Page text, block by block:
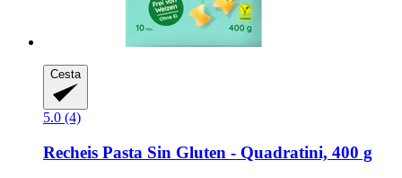
Cesta
5.0 (4)
Recheis Pasta Sin Gluten -​ Quadratini, 400 g